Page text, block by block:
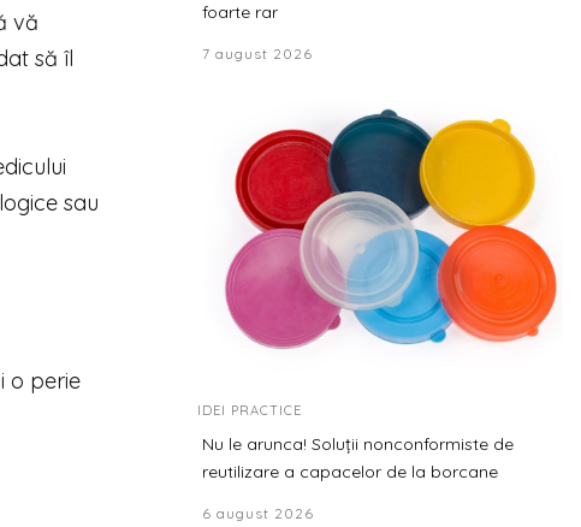
vă
să îl
sau
o perie
foarte rar
7 august 2026
IDEI PRACTICE
Nu le arunca! Soluții nonconformiste de
reutilizare a capacelor de la borcane
6 august 2026